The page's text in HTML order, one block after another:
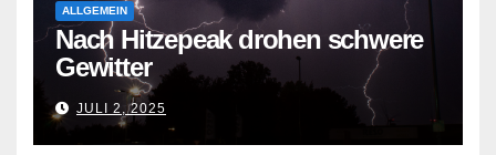
ALLGEMEIN
Nach Hitzepeak drohen schwere
Gewitter
JULI 2, 2025